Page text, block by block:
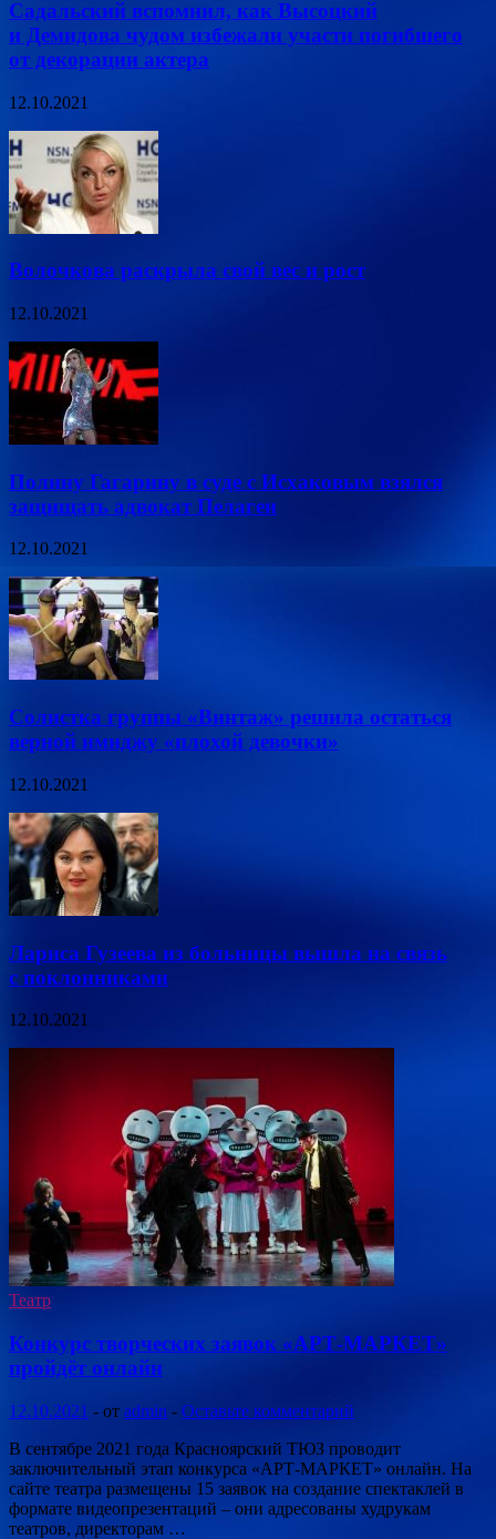
Садальский вспомнил, как Высоцкий
и Демидова чудом избежали участи погибшего
от декорации актера
12.10.2021
Волочкова раскрыла свой вес и рост
12.10.2021
Полину Гагарину в суде с Исхаковым взялся
защищать адвокат Пелагеи
12.10.2021
Солистка группы «Винтаж» решила остаться
верной имиджу «плохой девочки»
12.10.2021
Лариса Гузеева из больницы вышла на связь
с поклонниками
12.10.2021
Театр
Конкурс творческих заявок «АРТ-МАРКЕТ»
пройдёт онлайн
12.10.2021 - от admin - Оставьте комментарий
В сентябре 2021 года Красноярский ТЮЗ проводит
заключительный этап конкурса «АРТ-МАРКЕТ» онлайн. На
сайте театра размещены 15 заявок на создание спектаклей в
формате видеопрезентаций – они адресованы худрукам
театров, директорам …